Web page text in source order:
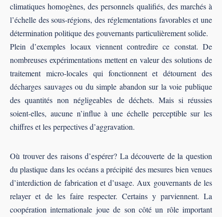
climatiques homogènes, des personnels qualiﬁés, des marchés à
l’échelle des sous-régions, des réglementations favorables et une
détermination politique des gouvernants particulièrement solide.
Plein d’exemples locaux viennent contredire ce constat. De
nombreuses expérimentations mettent en valeur des solutions de
traitement micro-locales qui fonctionnent et détournent des
décharges sauvages ou du simple abandon sur la voie publique
des quantités non négligeables de déchets. Mais si réussies
soient-elles, aucune n’inﬂue à une échelle perceptible sur les
chiﬀres et les perpectives d’aggravation.
Où trouver des raisons d’espérer? La découverte de la question
du plastique dans les océans a précipité des mesures bien venues
d’interdiction de fabrication et d’usage. Aux gouvernants de les
relayer et de les faire respecter. Certains y parviennent. La
coopération internationale joue de son côté un rôle important